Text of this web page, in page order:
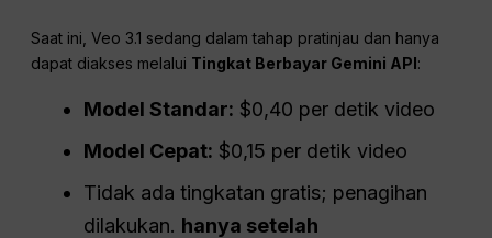
Saat ini, Veo 3.1 sedang dalam tahap pratinjau dan hanya
dapat diakses melalui Tingkat Berbayar Gemini API:
Model Standar: $0,40 per detik video
Model Cepat: $0,15 per detik video
Tidak ada tingkatan gratis; penagihan
dilakukan. hanya setelah